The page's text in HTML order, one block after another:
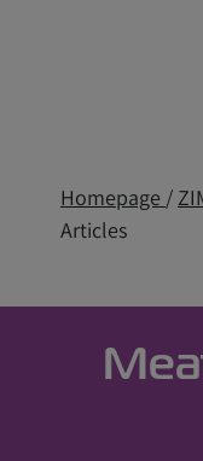
Homepage /
Articles